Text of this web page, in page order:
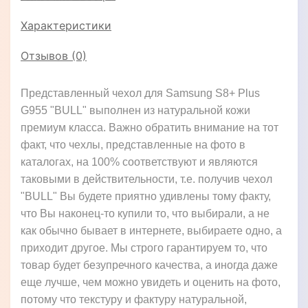
Характеристики
Отзывов (0)
Представленный чехол для Samsung S8+ Plus
G955 "BULL" выполнен из натуральной кожи
премиум класса. Важно обратить внимание на тот
факт, что чехлы, представленные на фото в
каталогах, на 100% соответствуют и являются
таковыми в действительности, т.е. получив чехол
"BULL" Вы будете приятно удивлены тому факту,
что Вы наконец-то купили то, что выбирали, а не
как обычно бывает в интернете, выбираете одно, а
приходит другое. Мы строго гарантируем то, что
товар будет безупречного качества, а иногда даже
еще лучше, чем можно увидеть и оценить на фото,
потому что текстуру и фактуру натуральной,